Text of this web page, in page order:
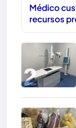
Médico
recursos
2